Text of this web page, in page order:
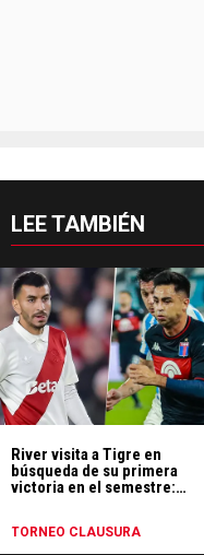
LEE TAMBIÉN
River visita a Tigre en
búsqueda de su primera
victoria en el semestre:
TORNEO CLAUSURA